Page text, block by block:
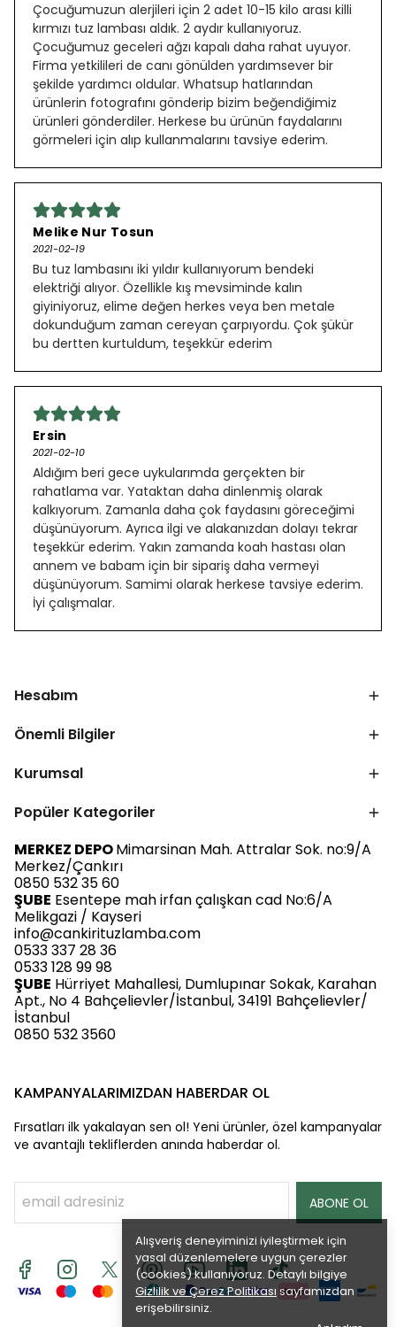
Alışveriş deneyiminizi iyileştirmek için
yasal düzenlemelere uygun çerezler
(cookies) kullanıyoruz. Detaylı bilgiye
Gizlilik ve Çerez Politikası sayfamızdan
erişebilirsiniz.
Çocuğumuzun alerjileri için 2 adet 10-15 kilo arası killi
kırmızı tuz lambası aldık. 2 aydır kullanıyoruz.
Çocuğumuz geceleri ağzı kapalı daha rahat uyuyor.
Firma yetkilileri de canı gönülden yardımsever bir
şekilde yardımcı oldular. Whatsup hatlarından
ürünlerin fotografını gönderip bizim beğendiğimiz
ürünleri gönderdiler. Herkese bu ürünün faydalarını
görmeleri için alıp kullanmalarını tavsiye ederim.
Melike Nur Tosun
2021-02-19
Bu tuz lambasını iki yıldır kullanıyorum bendeki
elektriği alıyor. Özellikle kış mevsiminde kalın
giyiniyoruz, elime değen herkes veya ben metale
dokunduğum zaman cereyan çarpıyordu. Çok şükür
bu dertten kurtuldum, teşekkür ederim
Ersin
2021-02-10
Aldığım beri gece uykularımda gerçekten bir
rahatlama var. Yataktan daha dinlenmiş olarak
kalkıyorum. Zamanla daha çok faydasını göreceğimi
düşünüyorum. Ayrıca ilgi ve alakanızdan dolayı tekrar
teşekkür ederim. Yakın zamanda koah hastası olan
annem ve babam için bir sipariş daha vermeyi
düşünüyorum. Samimi olarak herkese tavsiye ederim.
İyi çalışmalar.
Hesabım
Önemli Bilgiler
Kurumsal
Popüler Kategoriler
MERKEZ DEPOMimarsinan Mah. Attralar Sok. no:9/A
Merkez/Çankırı
0850 532 35 60
ŞUBE Esentepe mah irfan çalışkan cad No:6/A
Melikgazi / Kayseri
info@cankirituzlamba.com
0533 337 28 36
0533 128 99 98
ŞUBE Hürriyet Mahallesi, Dumlupınar Sokak, Karahan
Apt., No 4 Bahçelievler/İstanbul, 34191 Bahçelievler/
İstanbul
0850 532 3560
KAMPANYALARIMIZDAN HABERDAR OL
Fırsatları ilk yakalayan sen ol! Yeni ürünler, özel kampanyalar
ve avantajlı tekliflerden anında haberdar ol.
ABONE OL